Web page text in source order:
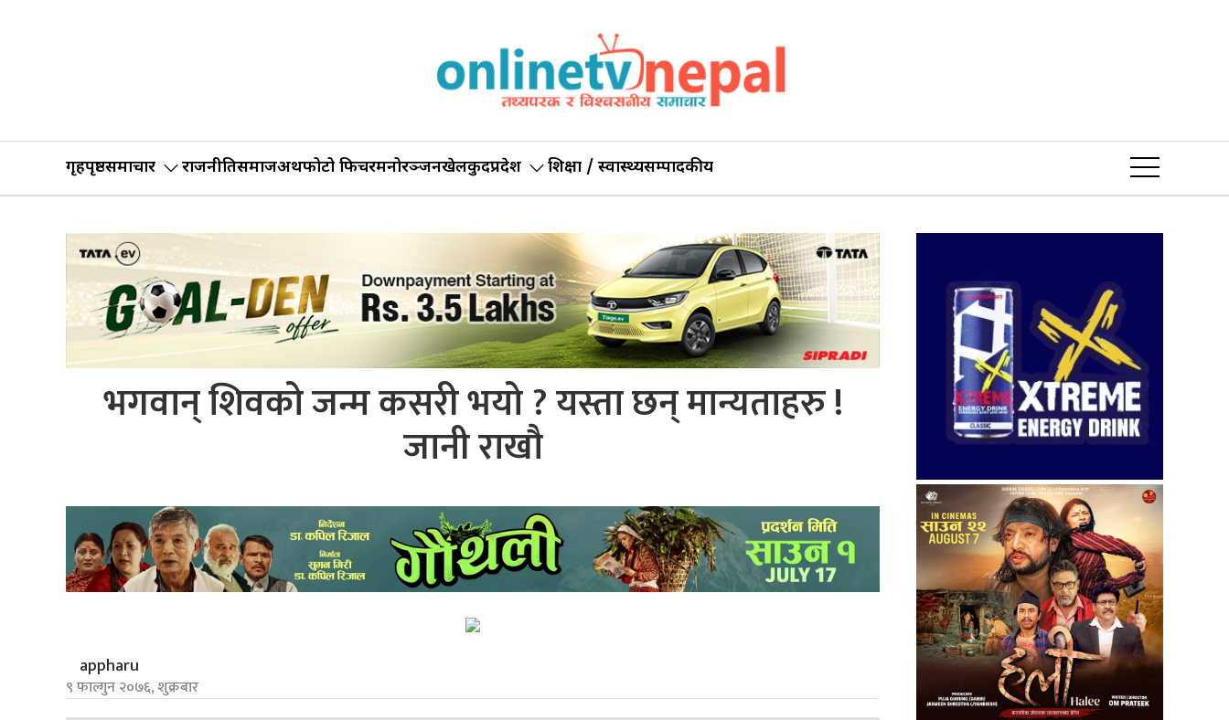
गृहपृष्ठसमाचार राजनीतिसमाजअर्थफोटो फिचरमनोरञ्जनखेलकुदप्रदेश शिक्षा / स्वास्थ्यसम्पादकीय
भगवान् शिवको जन्म कसरी भयो ? यस्ता छन् मान्यताहरु !
जानी राखौ
appharu
९ फाल्गुन २०७६, शुक्रबार